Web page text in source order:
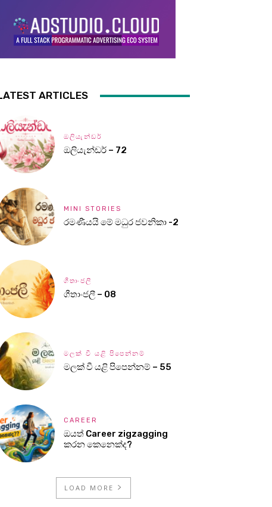
ARTICLES
ඔලියැන්ඩර්
ඔලියැන්ඩර් – 72
MINI STORIES
රමණීයයි මේ මධුර ජවනිකා -2
ගීතාංජලී
ගීතාංජලී – 08
මලක් වී යළි පිපෙන්නම්
මලක් වී යළි පිපෙන්නම් – 55
CAREER
ඔයත් Career zigzagging
කරන කෙනෙක්ද?
LOAD MORE